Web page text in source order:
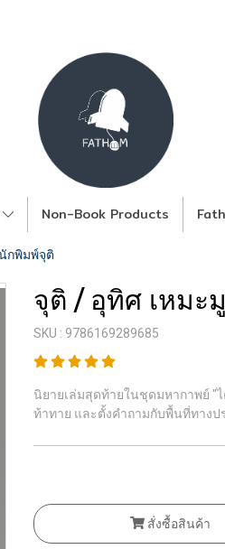
Non-Book Products
กพิมพ์จุติ
จุติ / อุทิศ เหม
SKU : 9786169289685
นิยายเล่มสุดท้ายในชุดมหากาพย์ "
ท้าทาย และตั้งคำถามกับพื้นที่ทาง
สั่งซื้อสินค้า